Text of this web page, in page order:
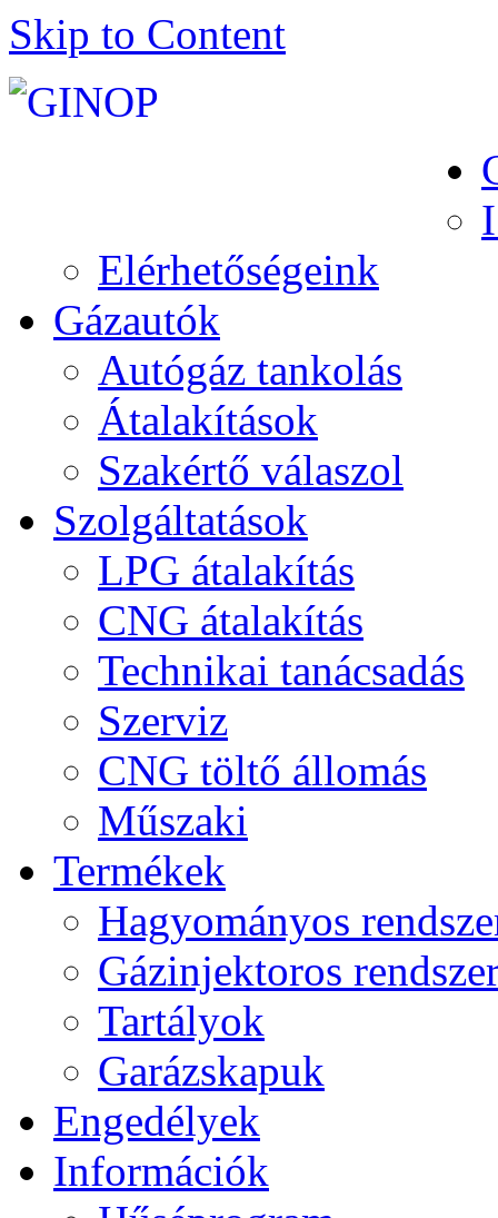
Skip to Content
Elérhetőségeink
Gázautók
Autógáz tankolás
Átalakítások
Szakértő válaszol
Szolgáltatások
LPG átalakítás
CNG átalakítás
Technikai tanácsadás
Szerviz
CNG töltő állomás
Műszaki
Termékek
Hagyományos
Gázinjektoros
Tartályok
Garázskapuk
Engedélyek
Információk